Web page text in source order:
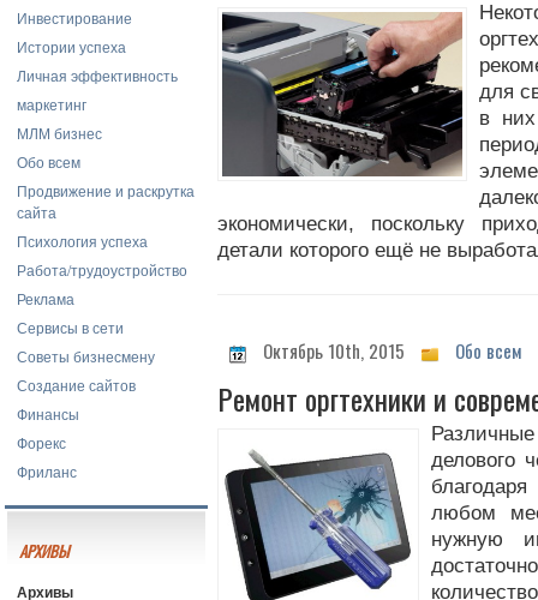
Инвестирование
Истории успеха
Личная эффективность
маркетинг
МЛМ бизнес
Обо всем
Продвижение и раскрутка
сайта
Психология успеха
Работа/трудоустройство
Реклама
Сервисы в сети
Советы бизнесмену
Создание сайтов
Финансы
Форекс
Фриланс
АРХИВЫ
Архивы
для
в них
экономически, поскольку
детали которого ещё не
Октябрь 10th, 2015 Обо всем
Ремонт оргтехники и
делового
любом
нужную